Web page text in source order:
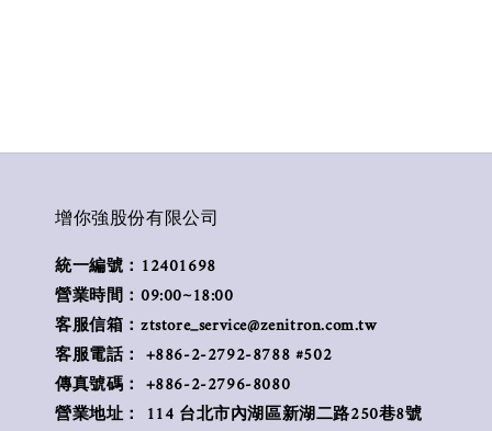
增你強股份有限公司
統一編號：12401698
營業時間：09:00~18:00
客服信箱：ztstore_service@zenitron.com.tw
客服電話： +886-2-2792-8788 #502
傳真號碼： +886-2-2796-8080
營業地址： 114 台北市內湖區新湖二路250巷8號